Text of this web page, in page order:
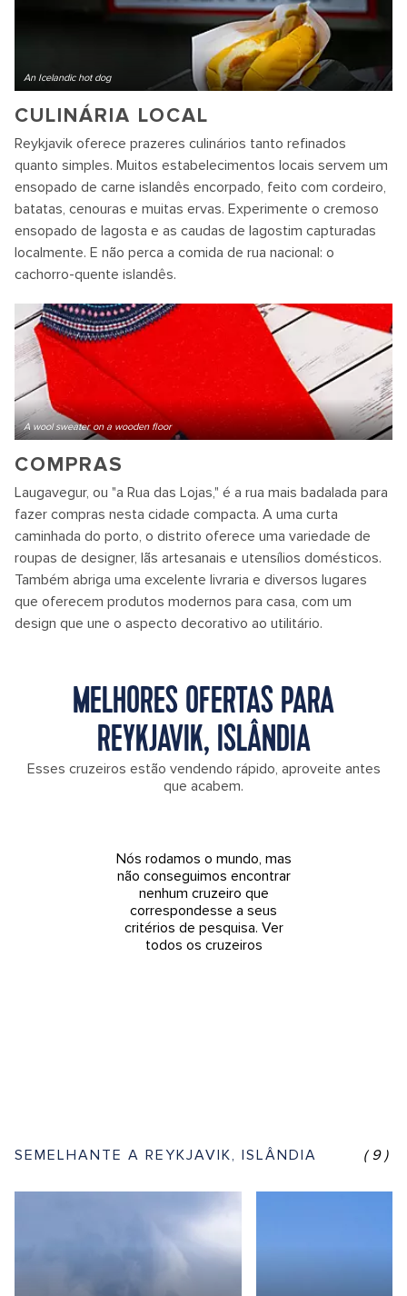
An Icelandic hot dog
CULINÁRIA LOCAL
Reykjavik oferece prazeres culinários tanto refinados
quanto simples. Muitos estabelecimentos locais servem um
ensopado de carne islandês encorpado, feito com cordeiro,
batatas, cenouras e muitas ervas. Experimente o cremoso
ensopado de lagosta e as caudas de lagostim capturadas
localmente. E não perca a comida de rua nacional: o
cachorro-quente islandês.
A wool sweater on a wooden floor
COMPRAS
Laugavegur, ou "a Rua das Lojas," é a rua mais badalada para
fazer compras nesta cidade compacta. A uma curta
caminhada do porto, o distrito oferece uma variedade de
roupas de designer, lãs artesanais e utensílios domésticos.
Também abriga uma excelente livraria e diversos lugares
que oferecem produtos modernos para casa, com um
design que une o aspecto decorativo ao utilitário.
MELHORES OFERTAS PARA
REYKJAVIK, ISLÂNDIA
Esses cruzeiros estão vendendo rápido, aproveite antes
que acabem.
Nós rodamos o mundo, mas
não conseguimos encontrar
nenhum cruzeiro que
correspondesse a seus
critérios de pesquisa. Ver
todos os cruzeiros
SEMELHANTE A REYKJAVIK, ISLÂNDIA (9)